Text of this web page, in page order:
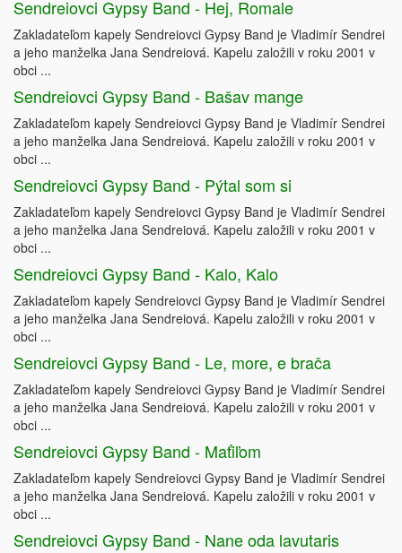
Sendreiovci Gypsy Band - Hej, Romale
Zakladateľom kapely Sendreiovci Gypsy Band je Vladimír Sendrei
a jeho manželka Jana Sendreiová. Kapelu založili v roku 2001 v
obci ...
Sendreiovci Gypsy Band - Bašav mange
Zakladateľom kapely Sendreiovci Gypsy Band je Vladimír Sendrei
a jeho manželka Jana Sendreiová. Kapelu založili v roku 2001 v
obci ...
Sendreiovci Gypsy Band - Pýtal som si
Zakladateľom kapely Sendreiovci Gypsy Band je Vladimír Sendrei
a jeho manželka Jana Sendreiová. Kapelu založili v roku 2001 v
obci ...
Sendreiovci Gypsy Band - Kalo, Kalo
Zakladateľom kapely Sendreiovci Gypsy Band je Vladimír Sendrei
a jeho manželka Jana Sendreiová. Kapelu založili v roku 2001 v
obci ...
Sendreiovci Gypsy Band - Le, more, e brača
Zakladateľom kapely Sendreiovci Gypsy Band je Vladimír Sendrei
a jeho manželka Jana Sendreiová. Kapelu založili v roku 2001 v
obci ...
Sendreiovci Gypsy Band - Maťiľom
Zakladateľom kapely Sendreiovci Gypsy Band je Vladimír Sendrei
a jeho manželka Jana Sendreiová. Kapelu založili v roku 2001 v
obci ...
Sendreiovci Gypsy Band - Nane oda lavutaris